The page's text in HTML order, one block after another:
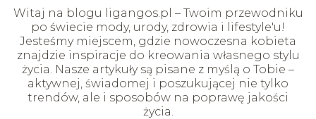
Witaj na blogu ligangos.pl – Twoim przewodniku
po świecie mody, urody, zdrowia i lifestyle'u!
Jesteśmy miejscem, gdzie nowoczesna kobieta
znajdzie inspiracje do kreowania własnego stylu
życia. Nasze artykuły są pisane z myślą o Tobie –
aktywnej, świadomej i poszukującej nie tylko
trendów, ale i sposobów na poprawę jakości
życia.